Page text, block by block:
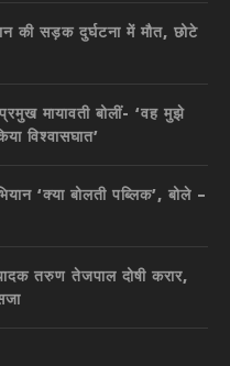
की सड़क दुर्घटना में मौत, छोटे
मायावती बोलीं- ‘वह मुझे
विश्वासघात’
‘क्या बोलती पब्लिक’, बोले –
तरुण तेजपाल दोषी करार,